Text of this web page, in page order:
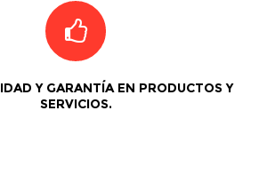
Y GARANTÍA EN PRODUCTOS Y
SERVICIOS.